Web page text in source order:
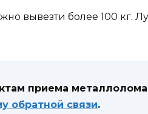
вывезти более 100 кг.
приема
обратной связи.